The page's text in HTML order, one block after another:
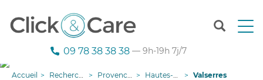
T
09 78 38 38 38 — 9h-19h 7j/7
Accueil Recherche aide à domicile Provence-Alpes-Côte d'Azur Hautes-Alpes Valserres